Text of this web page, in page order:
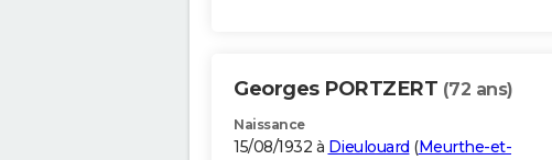
Georges PORTZERT (72 ans)
Naissance
15/08/1932 à Dieulouard (Meurthe-et-